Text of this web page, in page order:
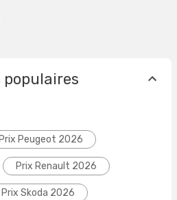
Prix Peugeot 2026
Prix Renault 2026
Prix Skoda 2026